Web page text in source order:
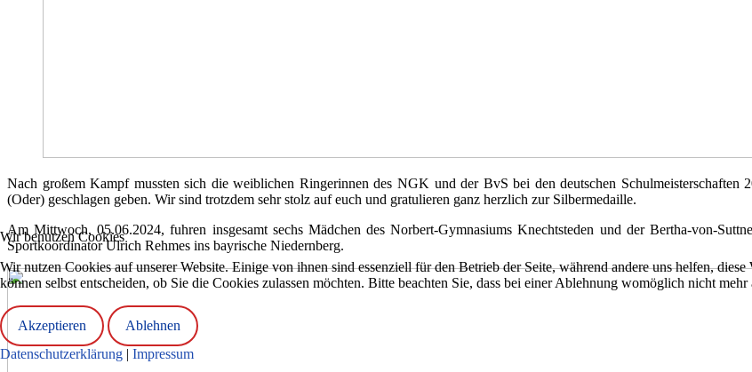
Nach großem Kampf mussten sich die weiblichen Ringerinnen des NGK und der BvS bei den deutschen
(Oder) geschlagen geben. Wir sind trotzdem sehr stolz auf euch und gratulieren ganz herzlich zur Silbermedaille.
Am Mittwoch, 05.06.2024, fuhren insgesamt sechs Mädchen des Norbert-Gymnasiums Knechtsteden und der Bertha-von-
Sportkoordinator Ulrich Rehmes ins bayrische Niedernberg.
Wir benutzen Cookies
Wir nutzen Cookies auf unserer Website. Einige von ihnen sind essenziell für den Betrieb der Seite, während andere uns helfen,
können selbst entscheiden, ob Sie die Cookies zulassen möchten. Bitte beachten Sie, dass bei einer Ablehnung womöglich nicht
Akzeptieren
Ablehnen
Datenschutzerklärung | Impressum